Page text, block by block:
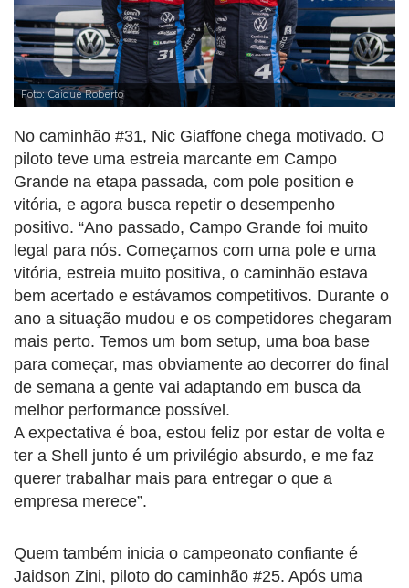
Foto: Caique Roberto
No caminhão #31, Nic Giaffone chega motivado. O
piloto teve uma estreia marcante em Campo
Grande na etapa passada, com pole position e
vitória, e agora busca repetir o desempenho
positivo. “Ano passado, Campo Grande foi muito
legal para nós. Começamos com uma pole e uma
vitória, estreia muito positiva, o caminhão estava
bem acertado e estávamos competitivos. Durante o
ano a situação mudou e os competidores chegaram
mais perto. Temos um bom setup, uma boa base
para começar, mas obviamente ao decorrer do final
de semana a gente vai adaptando em busca da
melhor performance possível.
A expectativa é boa, estou feliz por estar de volta e
ter a Shell junto é um privilégio absurdo, e me faz
querer trabalhar mais para entregar o que a
empresa merece”.
Quem também inicia o campeonato confiante é
Jaidson Zini, piloto do caminhão #25. Após uma